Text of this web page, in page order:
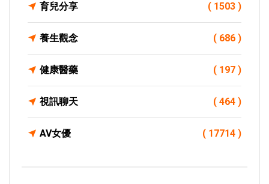
育兒分享 ( 1503 )
養生觀念 ( 686 )
健康醫藥 ( 197 )
視訊聊天 ( 464 )
AV女優 ( 17714 )